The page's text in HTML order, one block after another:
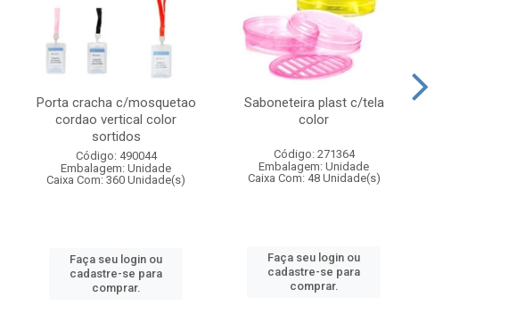
Porta cracha c/mosquetao
cordao vertical color
sortidos
Código: 490044
Embalagem: Unidade
Caixa Com: 360 Unidade(s)
Faça seu login ou
cadastre-se para
comprar.
Saboneteira plast c/tela
color
Código: 271364
Embalagem: Unidade
Caixa Com: 48 Unidade(s)
Faça seu login ou
cadastre-se para
comprar.